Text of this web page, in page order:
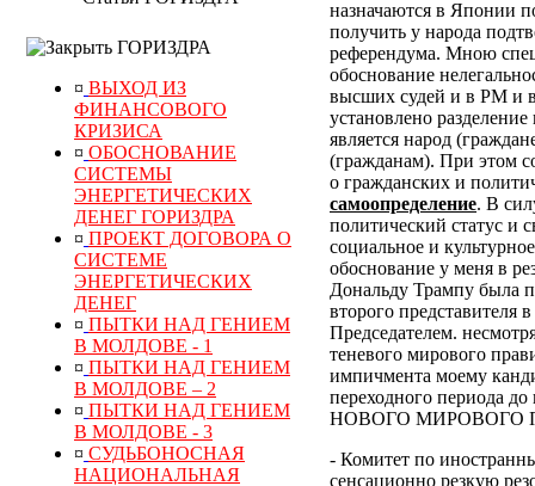
ГОРИЗДРА
¤ ВЫХОД ИЗ
ФИНАНСОВОГО
КРИЗИСА
¤ ОБОСНОВАНИЕ
СИСТЕМЫ
ЭНЕРГЕТИЧЕСКИХ
ДЕНЕГ ГОРИЗДРА
¤ ПРОЕКТ ДОГОВОРА О
СИСТЕМЕ
ЭНЕРГЕТИЧЕСКИХ
ДЕНЕГ
¤ ПЫТКИ НАД ГЕНИЕМ
В МОЛДОВЕ - 1
¤ ПЫТКИ НАД ГЕНИЕМ
В МОЛДОВЕ – 2
¤ ПЫТКИ НАД ГЕНИЕМ
В МОЛДОВЕ - 3
¤ СУДЬБОНОСНАЯ
НАЦИОНАЛЬНАЯ
назначаются в Японии
получить у народа
референдума. Мною
обоснование
высших судей и в РМ и
установлено
является народ
(гражданам). При этом
о гражданских и
самоопределение. В
политический статус и
социальное и
обоснование у меня в
Дональду Трампу была
второго представителя
Председателем.
теневого мирового
импичмента моему
переходного
НОВОГО МИРОВОГО
- Комитет по
сенсационно резкую